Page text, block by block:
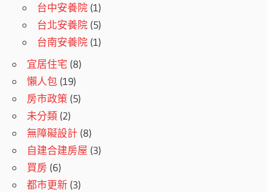
台中安養院 (1)
台北安養院 (5)
台南安養院 (1)
宜居住宅 (8)
懶人包 (19)
房市政策 (5)
未分類 (2)
無障礙設計 (8)
自建合建房屋 (3)
買房 (6)
都市更新 (3)